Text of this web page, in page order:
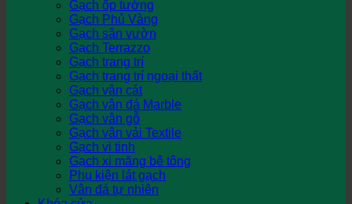
Gạch ốp tường
Gạch Phủ Vàng
Gạch sân vườn
Gạch Terrazzo
Gạch trang trí
Gạch trang trí ngoại thất
Gạch vân cát
Gạch vân đá Marble
Gạch vân gỗ
Gạch vân vải Textile
Gạch vi tinh
Gạch xi măng bê tông
Phụ kiện lát gạch
Vân đá tự nhiên